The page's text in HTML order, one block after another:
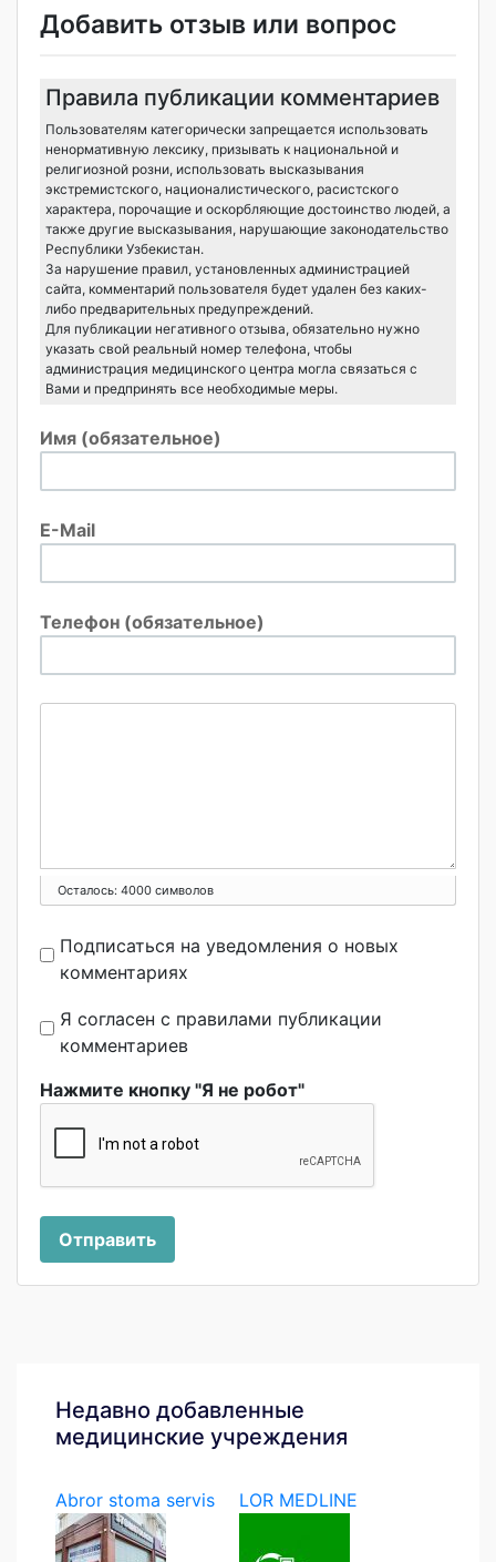
Добавить отзыв или вопрос
Правила публикации комментариев
Пользователям категорически запрещается использовать
ненормативную лексику, призывать к национальной и
религиозной розни, использовать высказывания
экстремистского, националистического, расистского
характера, порочащие и оскорбляющие достоинство людей, а
также другие высказывания, нарушающие законодательство
Республики Узбекистан.
За нарушение правил, установленных администрацией
сайта, комментарий пользователя будет удален без каких-
либо предварительных предупреждений.
Для публикации негативного отзыва, обязательно нужно
указать свой реальный номер телефона, чтобы
администрация медицинского центра могла связаться с
Вами и предпринять все необходимые меры.
Имя (обязательное)
E-Mail
Телефон (обязательное)
Осталось: 4000 символов
Подписаться на уведомления о новых
комментариях
Я согласен с правилами публикации
комментариев
Нажмите кнопку "Я не робот"
Отправить
Недавно добавленные
медицинские учреждения
Abror stoma servis LOR MEDLINE